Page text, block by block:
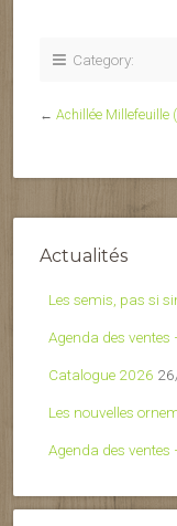
Category:
← Achillée Millefeuille
Actualités
Les semis, pas si
Agenda des
Catalogue 2026
Les nouvelles
Agenda des